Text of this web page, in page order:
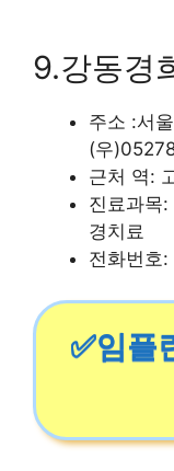
9.강동경
주소 :서
(우
근처 역:
진료과목
경치료
전화번
✅임플